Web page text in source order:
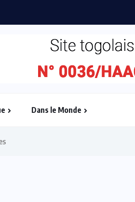
Dans le Monde